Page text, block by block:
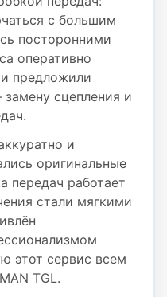
с большим
посторонними
оперативно
предложили
сцепления и
и
оригинальные
передач работает
стали мягкими
этот сервис всем
TGL.